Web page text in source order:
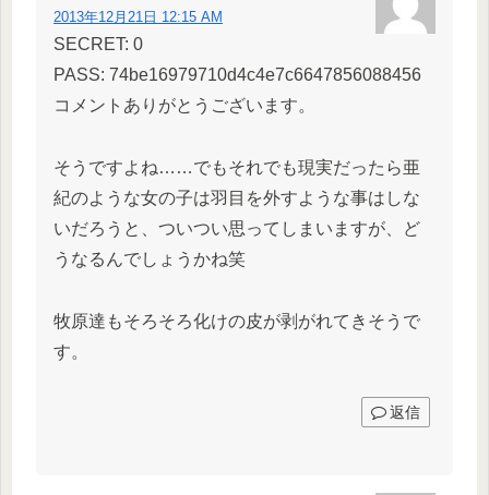
2013年12月21日 12:15 AM
SECRET: 0
PASS: 74be16979710d4c4e7c6647856088456
コメントありがとうございます。
そうですよね……でもそれでも現実だったら亜
紀のような女の子は羽目を外すような事はしな
いだろうと、ついつい思ってしまいますが、ど
うなるんでしょうかね笑
牧原達もそろそろ化けの皮が剥がれてきそうで
す。
返信